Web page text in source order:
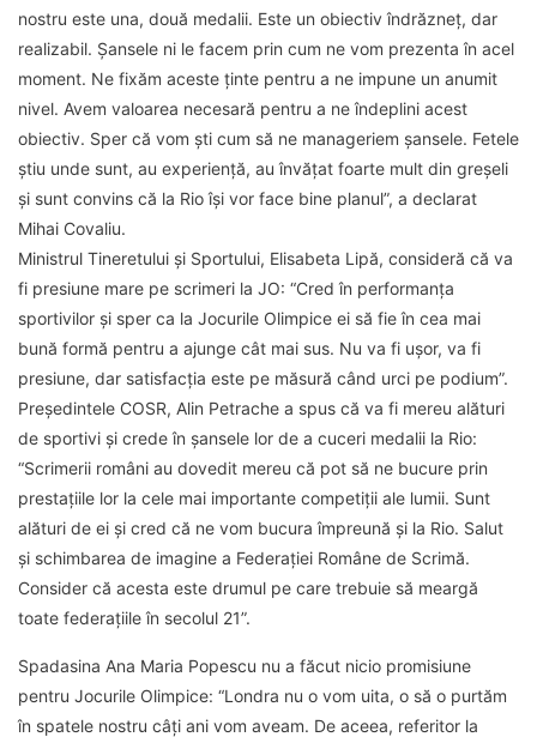
nostru este una, două medalii. Este un obiectiv îndrăzneţ, dar
realizabil. Şansele ni le facem prin cum ne vom prezenta în acel
moment. Ne fixăm aceste ţinte pentru a ne impune un anumit
nivel. Avem valoarea necesară pentru a ne îndeplini acest
obiectiv. Sper că vom şti cum să ne manageriem şansele. Fetele
ştiu unde sunt, au experienţă, au învăţat foarte mult din greşeli
şi sunt convins că la Rio îşi vor face bine planul”, a declarat
Mihai Covaliu.
Ministrul Tineretului şi Sportului, Elisabeta Lipă, consideră că va
fi presiune mare pe scrimeri la JO: “Cred în performanţa
sportivilor şi sper ca la Jocurile Olimpice ei să fie în cea mai
bună formă pentru a ajunge cât mai sus. Nu va fi uşor, va fi
presiune, dar satisfacţia este pe măsură când urci pe podium”.
Președintele COSR, Alin Petrache a spus că va fi mereu alături
de sportivi și crede în șansele lor de a cuceri medalii la Rio:
“Scrimerii români au dovedit mereu că pot să ne bucure prin
prestațiile lor la cele mai importante competiții ale lumii. Sunt
alături de ei și cred că ne vom bucura împreună și la Rio. Salut
și schimbarea de imagine a Federației Române de Scrimă.
Consider că acesta este drumul pe care trebuie să meargă
toate federațiile în secolul 21”.
Spadasina Ana Maria Popescu nu a făcut nicio promisiune
pentru Jocurile Olimpice: “Londra nu o vom uita, o să o purtăm
în spatele nostru câți ani vom aveam. De aceea, referitor la